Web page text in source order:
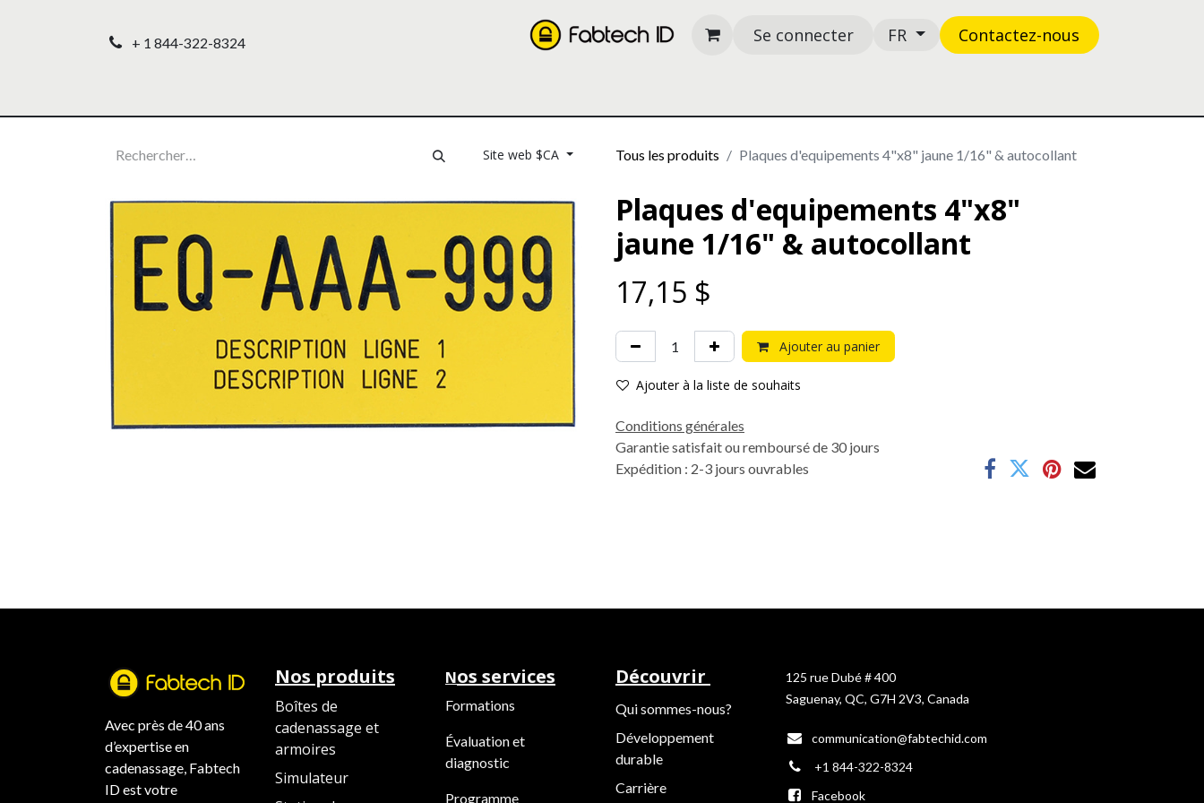
+ 1 844-322-8324 Se connecter FR Contactez-n​​​​ous
Site web $CA Tous les produits Plaques d'equipements 4"x8" jaune 1/16" & autocollant
Plaques d'equipements 4"x8"
jaune 1/16" & autocollant
17,15 $
Ajouter au panier
Ajouter à la liste de souhaits
Conditions générales
Garantie satisfait ou remboursé de 30 jours
Expédition : 2-3 jours ouvrables
Avec près de 40 ans
d’expertise en
cadenassage, Fabtech
ID est votre
Nos produits
Boîtes de
cadenassage et
armoires
Simulateur
Nos services
Formations
Évaluation et
diagnostic
Programme
Découvrir
Qui sommes-nous?
Développement
durable
Carrière
125 rue Dubé # 400
Saguenay, QC, G7H 2V3, Canada
communication@fabtechid.com
+1 844-322-8324
Facebook